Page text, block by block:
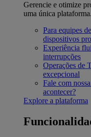
Gerencie e otimize
uma única plataforma.
Para equipes
dispositivos
Experiência
interrupções
Operações de
excepcional
Fale com
acontecer?
Explore a plataforma